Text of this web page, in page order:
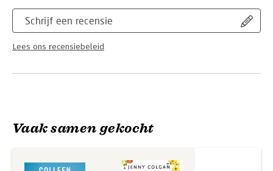
Schrijf een recensie
Lees ons recensiebeleid
Vaak samen gekocht